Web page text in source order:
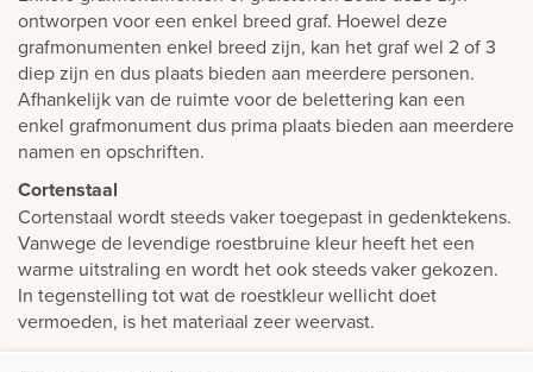
ontworpen voor een enkel breed graf. Hoewel deze
grafmonumenten enkel breed zijn, kan het graf wel 2 of 3
diep zijn en dus plaats bieden aan meerdere personen.
Afhankelijk van de ruimte voor de belettering kan een
enkel grafmonument dus prima plaats bieden aan meerdere
namen en opschriften.
Cortenstaal
Cortenstaal wordt steeds vaker toegepast in gedenktekens.
Vanwege de levendige roestbruine kleur heeft het een
warme uitstraling en wordt het ook steeds vaker gekozen.
In tegenstelling tot wat de roestkleur wellicht doet
vermoeden, is het materiaal zeer weervast.